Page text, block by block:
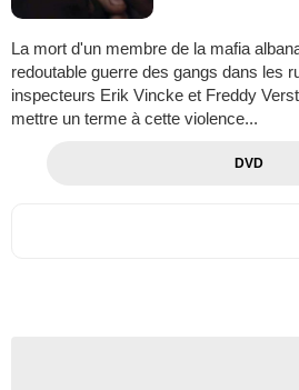
La mort d'un membre de la mafia
redoutable guerre des gangs dans les
inspecteurs Erik Vincke et Freddy
mettre un terme à cette violence...
DVD